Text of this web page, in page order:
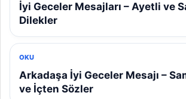
İyi Geceler Mesajları – Ayetli ve
Dilekler
OKU
Arkadaşa İyi Geceler Mesajı –
ve İçten Sözler